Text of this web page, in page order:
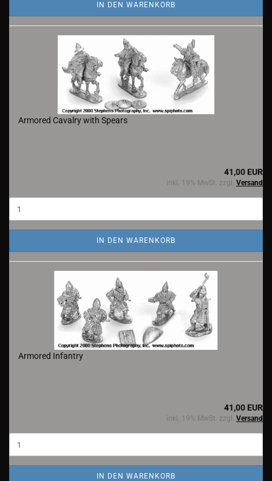
IN DEN WARENKORB
Armored Cavalry with Spears
41,00 EUR
inkl. 19% MwSt. zzgl. Versand
IN DEN WARENKORB
Armored Infantry
41,00 EUR
inkl. 19% MwSt. zzgl. Versand
IN DEN WARENKORB